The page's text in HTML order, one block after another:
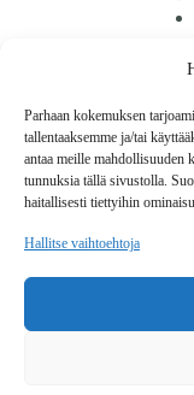
Parhaan kokemuksen
tallentaaksemme ja/tai
antaa meille mahdollisuuden
tunnuksia tällä sivustolla.
haitallisesti tiettyihin
Hallitse vaihtoehtoja